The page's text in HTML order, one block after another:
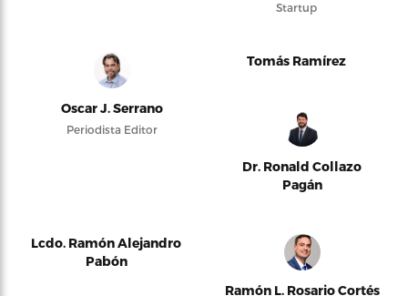
Startup
Oscar J. Serrano
Periodista Editor
Tomás Ramírez
Dr. Ronald Collazo
Pagán
Lcdo. Ramón Alejandro
Pabón
Ramón L. Rosario Cortés